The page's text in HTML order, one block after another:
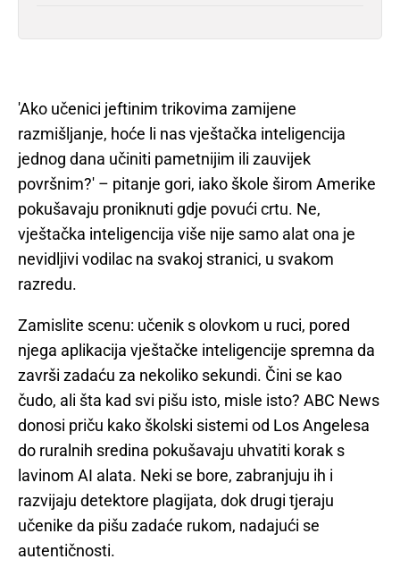
'Ako učenici jeftinim trikovima zamijene
razmišljanje, hoće li nas vještačka inteligencija
jednog dana učiniti pametnijim ili zauvijek
površnim?' – pitanje gori, iako škole širom Amerike
pokušavaju proniknuti gdje povući crtu. Ne,
vještačka inteligencija više nije samo alat ona je
nevidljivi vodilac na svakoj stranici, u svakom
razredu.
Zamislite scenu: učenik s olovkom u ruci, pored
njega aplikacija vještačke inteligencije spremna da
završi zadaću za nekoliko sekundi. Čini se kao
čudo, ali šta kad svi pišu isto, misle isto? ABC News
donosi priču kako školski sistemi od Los Angelesa
do ruralnih sredina pokušavaju uhvatiti korak s
lavinom AI alata. Neki se bore, zabranjuju ih i
razvijaju detektore plagijata, dok drugi tjeraju
učenike da pišu zadaće rukom, nadajući se
autentičnosti.